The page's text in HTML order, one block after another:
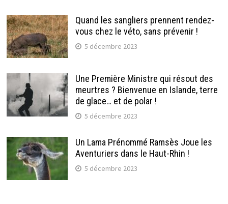
Quand les sangliers prennent rendez-
vous chez le véto, sans prévenir !
5 décembre 2023
Une Première Ministre qui résout des
meurtres ? Bienvenue en Islande, terre
de glace… et de polar !
5 décembre 2023
Un Lama Prénommé Ramsès Joue les
Aventuriers dans le Haut-Rhin !
5 décembre 2023